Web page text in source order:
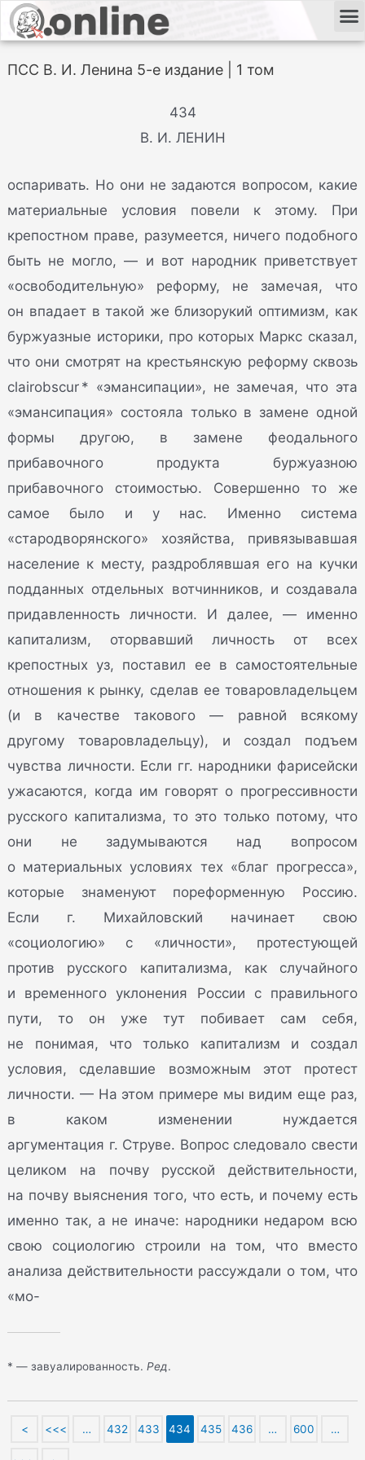
ПСС В. И. Ленина 5-е издание | 1 том
434
В. И. ЛЕНИН
оспаривать. Но они не задаются вопросом, какие
материальные условия повели к этому. При
крепостном праве, разумеется, ничего подобного
быть не могло, — и вот народник приветствует
«освободительную» реформу, не замечая, что
он впадает в такой же близорукий оптимизм, как
буржуазные историки, про которых Маркс сказал,
что они смотрят на крестьянскую реформу сквозь
clairobscur * «эмансипации», не замечая, что эта
«эмансипация» состояла только в замене одной
формы другою, в замене феодального
прибавочного продукта буржуазною
прибавочного стоимостью. Совершенно то же
самое было и у нас. Именно система
«стародворянского» хозяйства, привязывавшая
население к месту, раздроблявшая его на кучки
подданных отдельных вотчинников, и создавала
придавленность личности. И далее, — именно
капитализм, оторвавший личность от всех
крепостных уз, поставил ее в самостоятельные
отношения к рынку, сделав ее товаровладельцем
(и в качестве такового — равной всякому
другому товаровладельцу), и создал подъем
чувства личности. Если гг. народники фарисейски
ужасаются, когда им говорят о прогрессивности
русского капитализма, то это только потому, что
они не задумываются над вопросом
о материальных условиях тех «благ прогресса»,
которые знаменуют пореформенную Россию.
Если г. Михайловский начинает свою
«социологию» с «личности», протестующей
против русского капитализма, как случайного
и временного уклонения России с правильного
пути, то он уже тут побивает сам себя,
не понимая, что только капитализм и создал
условия, сделавшие возможным этот протест
личности. — На этом примере мы видим еще раз,
в каком изменении нуждается
аргументация г. Струве. Вопрос следовало свести
целиком на почву русской действительности,
на почву выяснения того, что есть, и почему есть
именно так, а не иначе: народники недаром всю
свою социологию строили на том, что вместо
анализа действительности рассуждали о том, что
«мо-
* — завуалированность.Ред.
< <<< … 432 433 434 435 436 … 600 …